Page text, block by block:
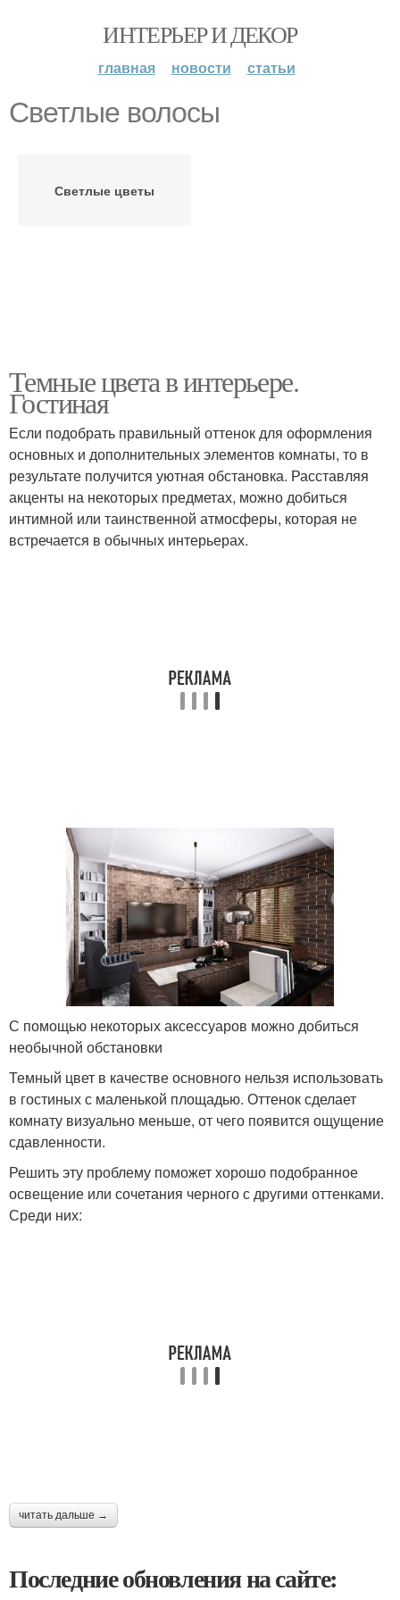
ИНТЕРЬЕР И ДЕКОР
главная новости статьи
Светлые волосы
Светлые цветы
Темные цвета в интерьере.
Гостиная
Если подобрать правильный оттенок для оформления
основных и дополнительных элементов комнаты, то в
результате получится уютная обстановка. Расставляя
акценты на некоторых предметах, можно добиться
интимной или таинственной атмосферы, которая не
встречается в обычных интерьерах.
С помощью некоторых аксессуаров можно добиться
необычной обстановки
Темный цвет в качестве основного нельзя использовать
в гостиных с маленькой площадью. Оттенок сделает
комнату визуально меньше, от чего появится ощущение
сдавленности.
Решить эту проблему поможет хорошо подобранное
освещение или сочетания черного с другими оттенками.
Среди них:
читать дальше →
Последние обновления на сайте: